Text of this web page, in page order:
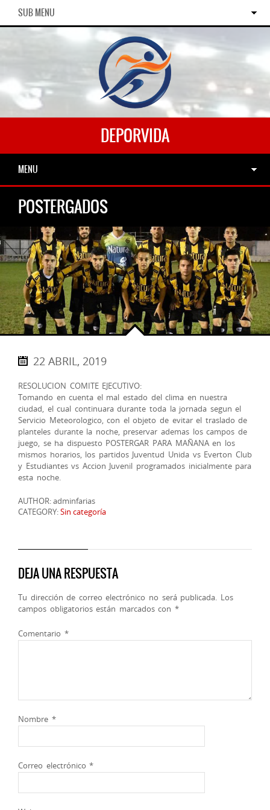
SUB MENU
DEPORVIDA
MENU
POSTERGADOS
22 ABRIL, 2019
RESOLUCION COMITE EJECUTIVO:
Tomando en cuenta el mal estado del clima en nuestra
ciudad, el cual continuara durante toda la jornada segun el
Servicio Meteorologico, con el objeto de evitar el traslado de
planteles durante la noche, preservar ademas los campos de
juego, se ha dispuesto POSTERGAR PARA MAÑANA en los
mismos horarios, los partidos Juventud Unida vs Everton Club
y Estudiantes vs Accion Juvenil programados inicialmente para
esta noche.
AUTHOR: adminfarias
CATEGORY:Sin categoría
DEJA UNA RESPUESTA
Tu dirección de correo electrónico no será publicada. Los
campos obligatorios están marcados con *
Comentario *
Nombre *
Correo electrónico*